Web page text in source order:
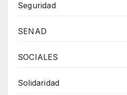
Seguridad
SENAD
SOCIALES
Solidaridad